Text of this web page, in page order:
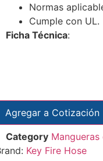
Normas
Cumple con UL.
Ficha Técnica:
Agregar a Cotización
Category
Key Fire Hose